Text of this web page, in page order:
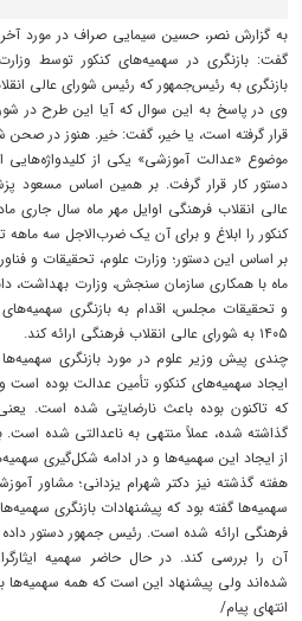
به گزارش نصر، حسین سیمایی صراف در مورد
گفت: بازنگری در سهمیه‌های کنکور توسط
بازنگری به رئیس‌جمهور که رئیس شورای عالی
وی در پاسخ به این سوال که آیا این طرح در
قرار گرفته است، یا خیر، گفت: خیر. هنوز در
موضوع «عدالت آموزشی» یکی از
دستور کار قرار گرفت. بر همین اساس مسعود
عالی انقلاب فرهنگی اوایل مهر ماه سال جاری
کنکور را ابلاغ و برای آن یک ضرب‌الاجل سه ماهه
ماه با همکاری سازمان سنجش، وزارت بهداشت،
و تحقیقات مجلس، اقدام به بازنگری سهمیه‌های
۱۴۰۵ به شورای عالی انقلاب فرهنگی ارائه کند.
چندی پیش وزیر علوم در مورد بازنگری
ایجاد سهمیه‌های کنکور، تأمین عدالت بوده
که تاکنون بوده باعث نارضایتی شده است.
گذاشته شده، عملاً منتهی به ناعدالتی شده است.
از ایجاد این سهمیه‌ها و در ادامه شکل‌گیری
هفته گذشته نیز دکتر شهرام یزدانی؛ مشاور
سهمیه‌ها گفته بود که پیشنهادات بازنگری
فرهنگی ارائه شده است. رئیس جمهور دستور
آن را بررسی کند. در حال حاضر سهمیه
شده‌اند ولی پیشنهاد این است که همه
انتهای پیام/